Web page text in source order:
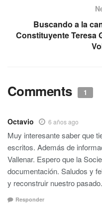
Buscando a la
Constituyente Teresa
Comments 1
Octavio 6 años ago
Muy interesante saber que
escritos. Además de
Vallenar. Espero que la
documentación. Saludos y
y reconstruir nuestro pasado.
Responder